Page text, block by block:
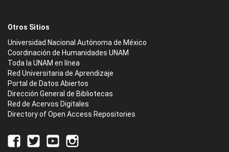
Otros Sitios
Universidad Nacional Autónoma de México
Coordinación de Humanidades UNAM
Toda la UNAM en línea
Red Universitaria de Aprendizaje
Portal de Datos Abiertos
Dirección General de Bibliotecas
Red de Acervos Digitales
Directory of Open Access Repositories